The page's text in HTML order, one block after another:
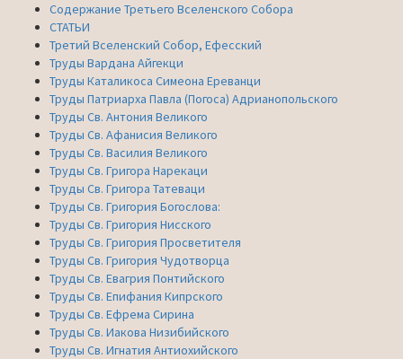
Содержание Третьего Вселенского Собора
СТАТЬИ
Третий Вселенский Собор, Ефесский
Труды Вардана Айгекци
Труды Каталикоса Симеона Ереванци
Труды Патриарха Павла (Погоса) Адрианопольского
Труды Св. Антония Великого
Труды Св. Афанисия Великого
Труды Св. Василия Великого
Труды Св. Григора Нарекаци
Труды Св. Григора Татеваци
Труды Св. Григория Богослова:
Труды Св. Григория Нисского
Труды Св. Григория Просветителя
Труды Св. Григория Чудотворца
Труды Св. Евагрия Понтийского
Труды Св. Епифания Кипрского
Труды Св. Ефрема Сирина
Труды Св. Иакова Низибийского
Труды Св. Игнатия Антиохийского